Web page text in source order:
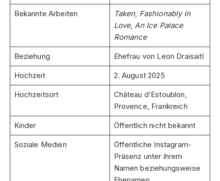
Bekannte Arbeiten Taken, Fashionably in
Love,An Ice Palace
Romance
Beziehung Ehefrau von Leon Draisaitl
Hochzeit 2. August 2025
Hochzeitsort
Château d’Estoublon,
Provence, Frankreich
Kinder Öffentlich nicht bekannt
Soziale Medien
Öffentliche Instagram-
Präsenz unter ihrem
Namen beziehungsweise